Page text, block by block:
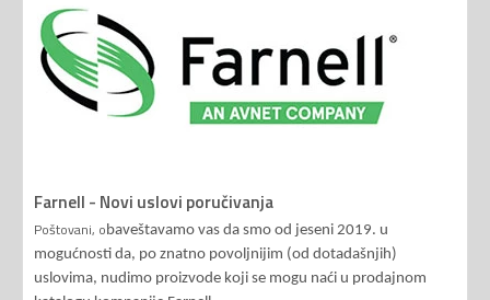
Farnell - Novi uslovi poručivanja
Poštovani, obaveštavamo vas da smo od jeseni 2019. u
mogućnosti da, po znatno povoljnijim (od dotadašnjih)
uslovima, nudimo proizvode koji se mogu naći u prodajnom